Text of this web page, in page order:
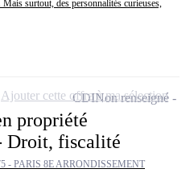
surtout, des personnalités curieuses,
propriété
Droit, fiscalité
- PARIS 8E ARRONDISSEMENT
CDINon renseigné
Ajouter cette offre à ma sélection